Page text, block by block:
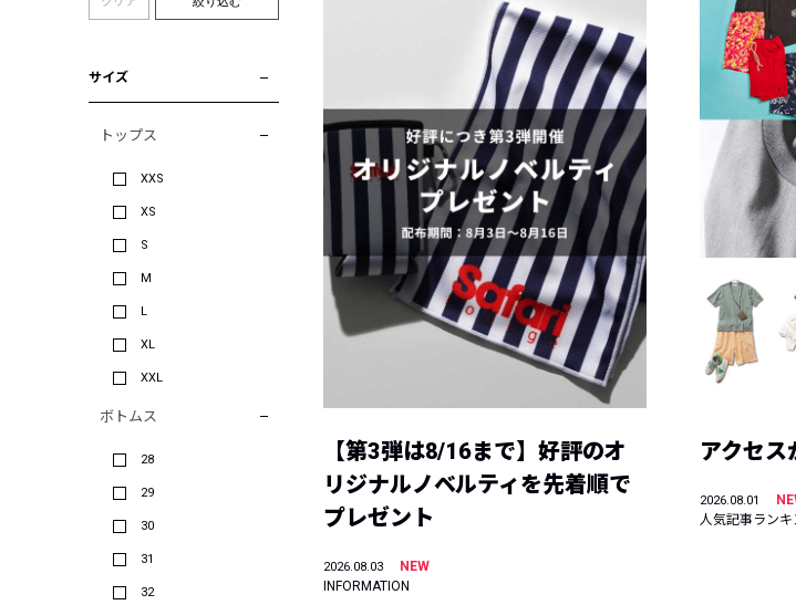
サイズ
トップス
XXS
XS
S
M
L
XL
XXL
ボトムス
28
29
30
31
32
【第3弾は8/16まで】好評のオ
リジナルノベルティを先着順で
プレゼント
2026.08.03
NEW
INFORMATION
アクセス
2026.08.01
人気記事ラン